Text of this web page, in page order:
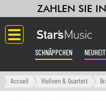
ZAHLEN SIE
SCHNÄPPCHEN
Langue
Accueil Violinen & Quartett